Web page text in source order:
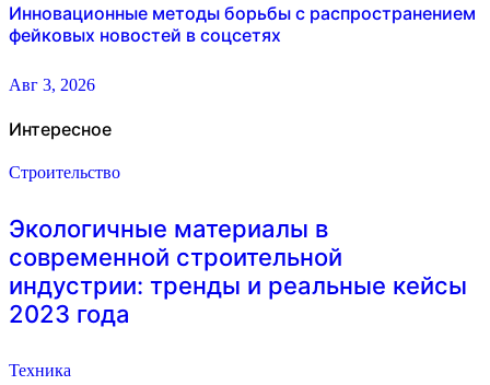
Инновационные методы борьбы с распространением
фейковых новостей в соцсетях
Авг 3, 2026
Интересное
Строительство
Экологичные материалы в
современной строительной
индустрии: тренды и реальные кейсы
2023 года
Техника